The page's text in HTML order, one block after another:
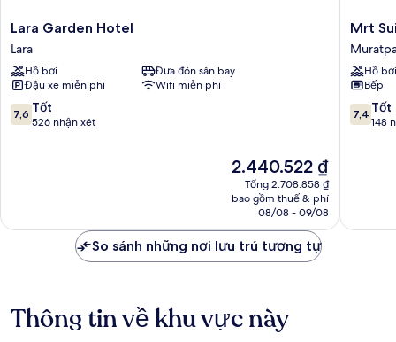
Lara
Garden
Hotel
Lara
Lara Garden Hotel
Lara
Hồ bơi
Đưa đón sân bay
Đậu xe miễn phí
Wifi miễn phí
7.6
trên
7,6 Tốt
526 nhận xét
Giá
hiện
tại
2.440.522 ₫
2.440.522 ₫
Tổng 2.708.858 ₫
bao gồm thuế & phí
08/08 - 09/08
Mrt
Suites
Lara
Mrt
Hồ bơi
Bếp
7.4
trên
7,4 Tốt
148
So sánh những nơi lưu trú tương tự
Thông tin về khu vực này